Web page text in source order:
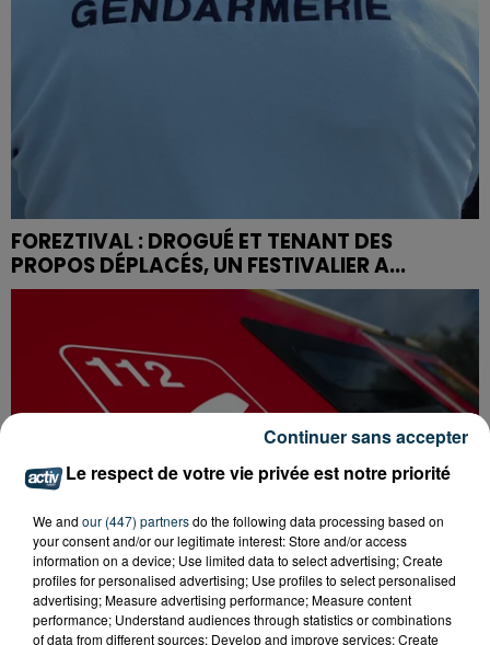
FOREZTIVAL : DROGUÉ ET TENANT DES
PROPOS DÉPLACÉS, UN FESTIVALIER A...
Le respect de votre vie privée est notre priorité
We and our (447) partnersdo the following data processing based on
your consent and/or our legitimate interest: Store and/or access
information on a device; Use limited data to select advertising; Create
profiles for personalised advertising; Use profiles to select personalised
advertising; Measure advertising performance; Measure content
performance; Understand audiences through statistics or combinations
of data from different sources; Develop and improve services; Create
Continuer sans accepter